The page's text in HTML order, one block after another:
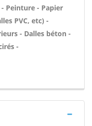
Peinture - Papier
PVC, etc) -
- Dalles béton -
-